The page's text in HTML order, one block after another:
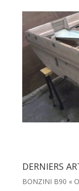
DERNIERS
BONZINI B90 «